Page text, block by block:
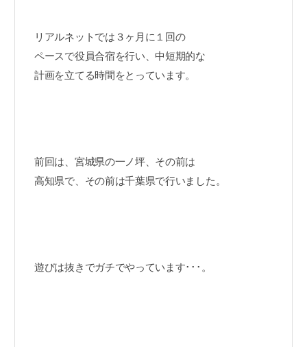
リアルネットでは３ヶ月に１回の
ペースで役員合宿を行い、中短期的な
計画を立てる時間をとっています。
前回は、宮城県の一ノ坪、その前は
高知県で、その前は千葉県で行いました。
遊びは抜きでガチでやっています･･･。